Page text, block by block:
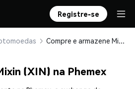
Registre-se
Compre e armazene Mixin (XIN) com segurança
(XIN) na Phemex